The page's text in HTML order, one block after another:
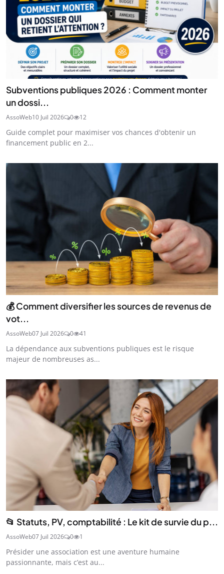
Subventions publiques 2026 : Comment monter
un dossi...
AssoWeb10 Juil 2026 0 12
Guide complet pour maximiser vos chances d'obtenir un
financement public en 2...
💰 Comment diversifier les sources de revenus de
vot...
AssoWeb07 Juil 2026 0 41
La dépendance aux subventions publiques est le risque
majeur de nombreuses as...
📂 Statuts, PV, comptabilité : Le kit de survie du p...
AssoWeb07 Juil 2026 0 1
Présider une association est une aventure humaine
passionnante, mais c’est au...